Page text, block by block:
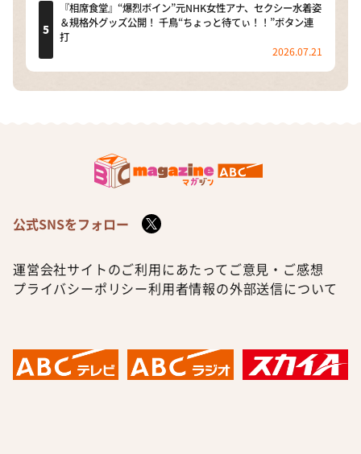
『相席食堂』“爆烈ボイン”元NHK女性アナ、セクシー水着姿
＆規格外グッズ公開！ 千鳥“ちょっと待てぃ！！”ボタン連
打
2026.07.21
公式SNSをフォロー
運営会社サイトのご利用にあたって ご意見・ご感想
プライバシーポリシー利用者情報の外部送信について